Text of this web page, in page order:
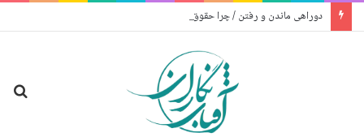
دوراهی ماندن و رفتن / چرا حقوق بالاتر دیگر مانع مهاجرت نیست؟